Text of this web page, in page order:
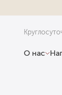
О нас